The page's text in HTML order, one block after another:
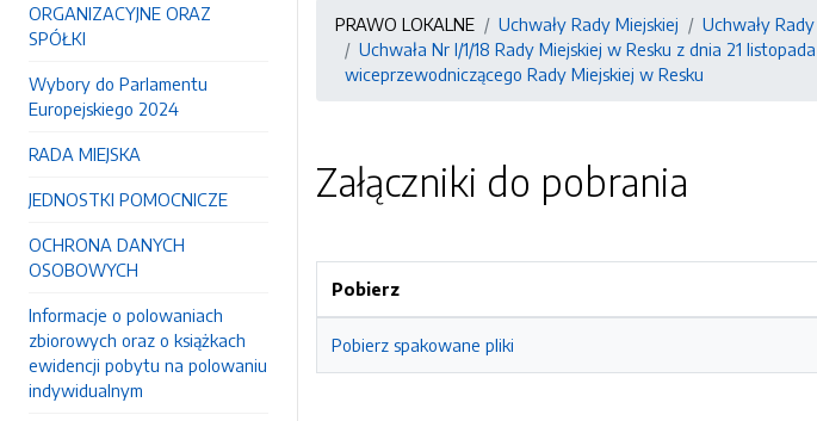
ORGANIZACYJNE ORAZ
SPÓŁKI
Wybory do Parlamentu
Europejskiego 2024
RADA MIEJSKA
JEDNOSTKI POMOCNICZE
OCHRONA DANYCH
OSOBOWYCH
Informacje o polowaniach
zbiorowych oraz o książkach
ewidencji pobytu na polowaniu
indywidualnym
PRAWO LOKALNE Uchwały Rady Miejskiej Uchwały
Uchwała Nr I/1/18 Rady Miejskiej w Resku z dnia 21
wiceprzewodniczącego Rady Miejskiej w Resku
Załączniki do pobrania
Pobierz
Pobierz spakowane pliki